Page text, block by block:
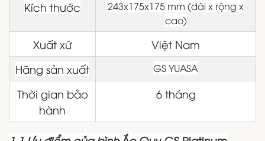
Kích thước
243x175x175 mm (dài x rộng x
cao)
Xuất xứ
Việt Nam
Hãng sản xuất
GS YUASA
Thời gian bảo
hành
6 tháng